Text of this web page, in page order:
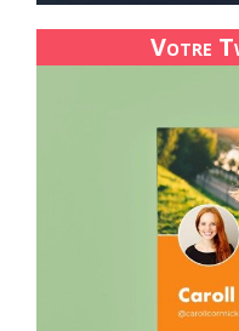
Votre